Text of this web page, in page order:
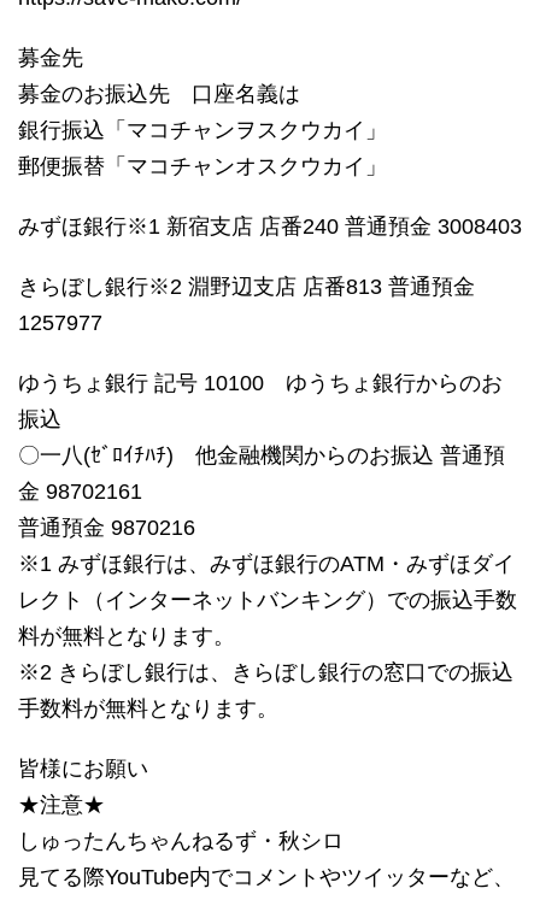
募金先
募金のお振込先 口座名義は
銀行振込「マコチャンヲスクウカイ」
郵便振替「マコチャンオスクウカイ」
みずほ銀行※1 新宿支店 店番240 普通預金 3008403
きらぼし銀行※2 淵野辺支店 店番813 普通預金
1257977
ゆうちょ銀行 記号 10100 ゆうちょ銀行からのお
振込
〇一八(ｾﾞﾛｲﾁﾊﾁ) 他金融機関からのお振込 普通預
金 98702161
普通預金 9870216
※1 みずほ銀行は、みずほ銀行のATM・みずほダイ
レクト（インターネットバンキング）での振込手数
料が無料となります。
※2 きらぼし銀行は、きらぼし銀行の窓口での振込
手数料が無料となります。
皆様にお願い
★注意★
しゅったんちゃんねるず・秋シロ
見てる際YouTube内でコメントやツイッターなど、